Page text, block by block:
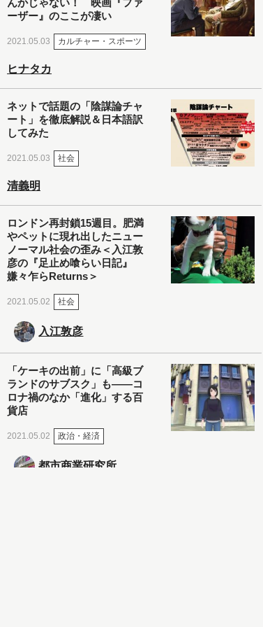
んかじゃない！ 映画『ファ
ーザー』のここが凄い
2021.05.03 カルチャー・スポーツ
ヒナタカ
ネットで話題の「陰謀論チャ
ート」を徹底解説＆日本語訳
してみた
2021.05.03 社会
清義明
ロンドン再封鎖15週目。肥満
やペットに現れ出したニュー
ノーマル社会の歪み＜入江敦
彦の『足止め喰らい日記』
嫌々乍らReturns＞
2021.05.02 社会
入江敦彦
「ケーキの出前」に「高級ブ
ランドのサブスク」も――コ
ロナ禍のなか「進化」する百
貨店
2021.05.02 政治・経済
都市商業研究所